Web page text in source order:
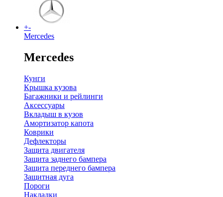
+-
Mercedes
Mercedes
Кунги
Крышка кузова
Багажники и рейлинги
Аксессуары
Вкладыш в кузов
Амортизатор капота
Коврики
Дефлекторы
Защита двигателя
Защита заднего бампера
Защита переднего бампера
Защитная дуга
Пороги
Накладки